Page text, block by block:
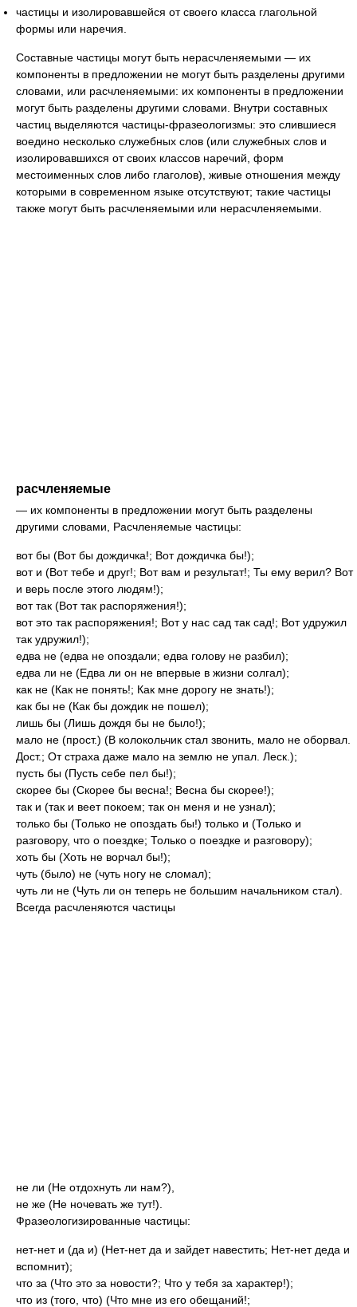
частицы и изолировавшейся от своего класса глагольной
формы или наречия.
Составные частицы могут быть нерасчленяемыми — их
компоненты в предложении не могут быть разделены другими
словами, или расчленяемыми: их компоненты в предложении
могут быть разделены другими словами. Внутри составных
частиц выделяются частицы-фразеологизмы: это слившиеся
воедино несколько служебных слов (или служебных слов и
изолировавшихся от своих классов наречий, форм
местоименных слов либо глаголов), живые отношения между
которыми в современном языке отсутствуют; такие частицы
также могут быть расчленяемыми или нерасчленяемыми.
расчленяемые
— их компоненты в предложении могут быть разделены
другими словами, Расчленяемые частицы:
вот бы (Вот бы дождичка!; Вот дождичка бы!);
вот и (Вот тебе и друг!; Вот вам и результат!; Ты ему верил? Вот
и верь после этого людям!);
вот так (Вот так распоряжения!);
вот это так распоряжения!; Вот у нас сад так сад!; Вот удружил
так удружил!);
едва не (едва не опоздали; едва голову не разбил);
едва ли не (Едва ли он не впервые в жизни солгал);
как не (Как не понять!; Как мне дорогу не знать!);
как бы не (Как бы дождик не пошел);
лишь бы (Лишь дождя бы не было!);
мало не (прост.) (В колокольчик стал звонить, мало не оборвал.
Дост.; От страха даже мало на землю не упал. Леск.);
пусть бы (Пусть себе пел бы!);
скорее бы (Скорее бы весна!; Весна бы скорее!);
так и (так и веет покоем; так он меня и не узнал);
только бы (Только не опоздать бы!) только и (Только и
разговору, что о поездке; Только о поездке и разговору);
хоть бы (Хоть не ворчал бы!);
чуть (было) не (чуть ногу не сломал);
чуть ли не (Чуть ли он теперь не большим начальником стал).
Всегда расчленяются частицы
не ли (Не отдохнуть ли нам?),
не же (Не ночевать же тут!).
Фразеологизированные частицы:
нет-нет и (да и) (Нет-нет да и зайдет навестить; Нет-нет деда и
вспомнит);
что за (Что это за новости?; Что у тебя за характер!);
что из (того, что) (Что мне из его обещаний!;